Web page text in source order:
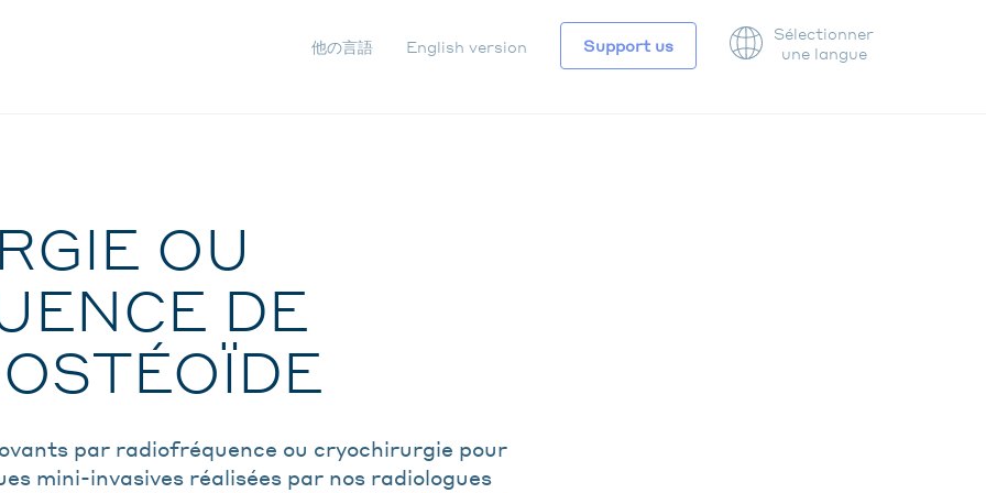
他の言語 English version Support us
Sélectionner
une langue
OU
DE
par radiofréquence ou cryochirurgie pour
mini-invasives réalisées par nos radiologues